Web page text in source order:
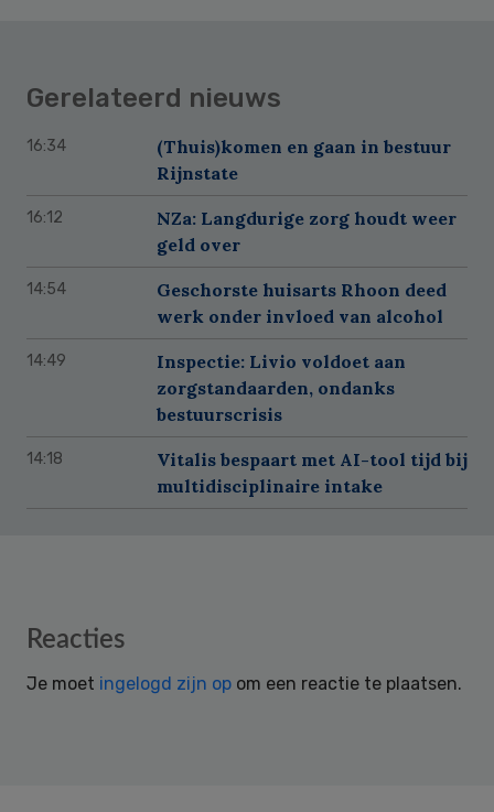
Gerelateerd nieuws
16:34
(Thuis)komen en gaan in bestuur
Rijnstate
16:12
NZa: Langdurige zorg houdt weer
geld over
14:54
Geschorste huisarts Rhoon deed
werk onder invloed van alcohol
14:49
Inspectie: Livio voldoet aan
zorgstandaarden, ondanks
bestuurscrisis
14:18
Vitalis bespaart met AI-tool tijd bij
multidisciplinaire intake
Reader
Reacties
Je moet ingelogd zijn op om een reactie te plaatsen.